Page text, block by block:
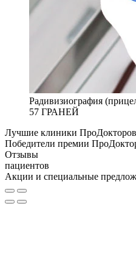
Радивизиография
57 ГРАНЕЙ
Лучшие клиники ПроДокторов
Победители премии
Отзывы
пациентов
Акции и специальные